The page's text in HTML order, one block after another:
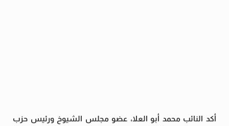
أكد النائب محمد أبو العلا، عضو مجلس الشيوخ ورئيس حزب